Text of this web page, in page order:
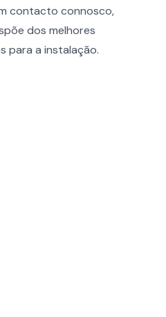
contacto connosco,
dos melhores
para a instalação.